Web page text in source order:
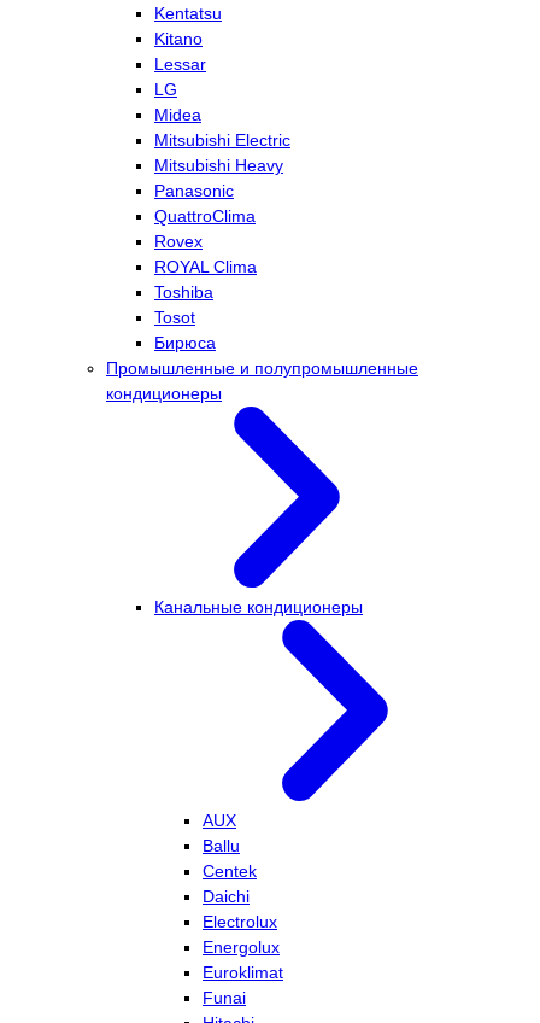
Kentatsu
Kitano
Lessar
LG
Midea
Mitsubishi Electric
Mitsubishi Heavy
Panasonic
QuattroClima
Rovex
ROYAL Clima
Toshiba
Tosot
Бирюса
Промышленные и полупромышленные
кондиционеры
Канальные кондиционеры
AUX
Ballu
Centek
Daichi
Electrolux
Energolux
Euroklimat
Funai